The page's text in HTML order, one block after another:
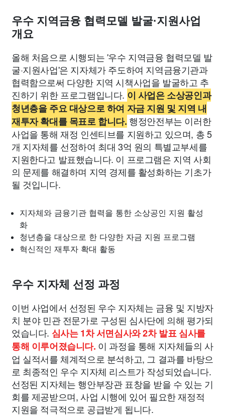
우수 지역금융 협력모델 발굴·지원사업
개요
올해 처음으로 시행되는 '우수 지역금융 협력모델 발
굴·지원사업'은 지자체가 주도하여 지역금융기관과
협력함으로써 다양한 지역 시책사업을 발굴하고 추
진하기 위한 프로그램입니다. 이 사업은 소상공인과
청년층을 주요 대상으로 하여 자금 지원 및 지역 내
재투자 확대를 목표로 합니다. 행정안전부는 이러한
사업을 통해 재정 인센티브를 지원하고 있으며, 총 5
개 지자체를 선정하여 최대 3억 원의 특별교부세를
지원한다고 발표했습니다. 이 프로그램은 지역 사회
의 문제를 해결하며 지역 경제를 활성화하는 기초가
될 것입니다.
지자체와 금융기관 협력을 통한 소상공인 지원 활성
화
청년층을 대상으로 한 다양한 자금 지원 프로그램
혁신적인 재투자 확대 활동
우수 지자체 선정 과정
이번 사업에서 선정된 우수 지자체는 금융 및 지방자
치 분야 민관 전문가로 구성된 심사단에 의해 평가되
었습니다. 심사는 1차 서면심사와 2차 발표 심사를
통해 이루어졌습니다. 이 과정을 통해 지자체들의 사
업 실적서를 체계적으로 분석하고, 그 결과를 바탕으
로 최종적인 우수 지자체 리스트가 작성되었습니다.
선정된 지자체는 행안부장관 표창을 받을 수 있는 기
회를 제공받으며, 사업 시행에 있어 필요한 재정적
지원을 적극적으로 공급받게 됩니다.